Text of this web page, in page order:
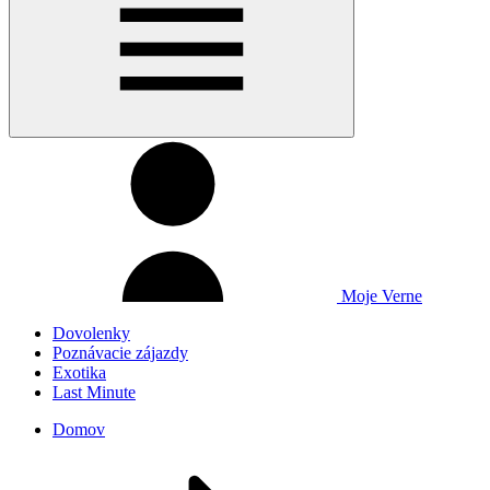
Moje Verne
Dovolenky
Poznávacie zájazdy
Exotika
Last Minute
Domov